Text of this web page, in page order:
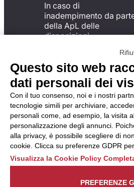
In caso di
inadempimento da
della ApL delle
disposizioni
possibile presentare un
reclamo
all’Organismo di
Monitoraggio
una delle modalità
descritte al seguente
indirizzo web
https://odm-
agenzielavoro.it/
Questo sito web
dati personali dei
Con il tuo consenso, noi e i nostri
tecnologie simili per archiviare,
personali come, ad esempio, la visita
personalizzazione degli annunci.
alla privacy, è possibile scegliere di
cookie. Clicca su preferenze GDPR
Visualizza la Cookie Policy
PREFERENZE